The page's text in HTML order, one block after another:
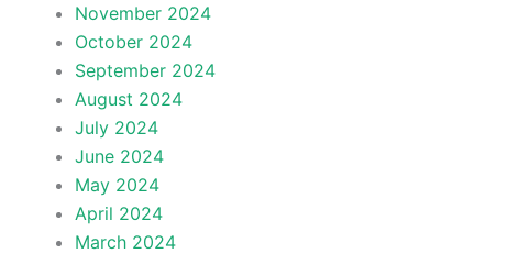
November 2024
October 2024
September 2024
August 2024
July 2024
June 2024
May 2024
April 2024
March 2024